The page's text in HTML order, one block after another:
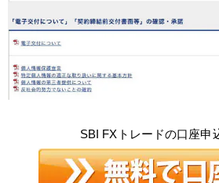
SBI FXトレードの口座申